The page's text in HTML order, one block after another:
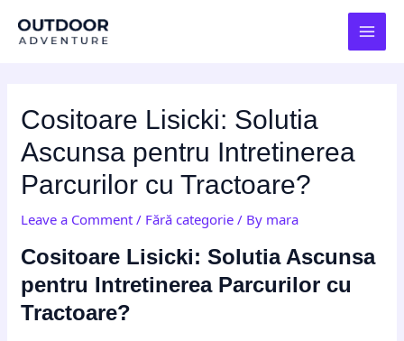
Cositoare Lisicki: Solutia
Ascunsa pentru Intretinerea
Parcurilor cu Tractoare?
Leave a Comment / Fără categorie / By mara
Cositoare Lisicki: Solutia Ascunsa
pentru Intretinerea Parcurilor cu
Tractoare?
navigation